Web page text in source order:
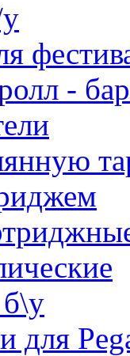
-
для